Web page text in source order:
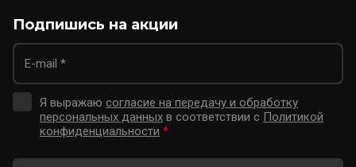
Подпишись на акции
Я выражаю согласие на передачу и обработку
персональных данных в соответствии с Политикой
конфиденциальности *